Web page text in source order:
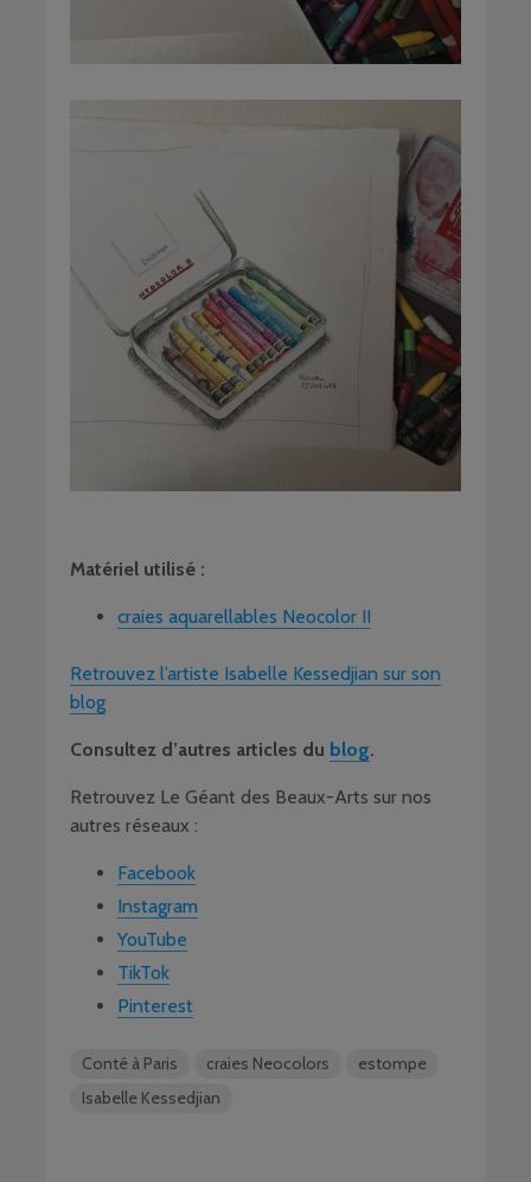
Matériel utilisé :
craies aquarellables Neocolor II
Retrouvez l’artiste Isabelle Kessedjian sur son
blog
Consultez d’autres articles du blog.
Retrouvez Le Géant des Beaux-Arts sur nos
autres réseaux :
Facebook
Instagram
YouTube
TikTok
Pinterest
Conté à Paris craies Neocolors
estompe
Isabelle Kessedjian